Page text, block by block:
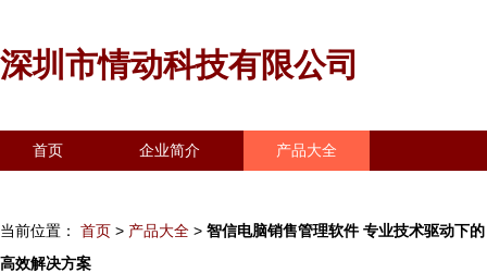
深圳市情动科技有限公司
首页 企业简介 产品大全
当前位置： 首页 > 产品大全 > 智信电脑销售管理软件 专业技术驱动下的
高效解决方案